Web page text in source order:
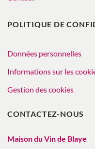
POLITIQUE DE
Données personnelles
Informations sur les
Gestion des cookies
CONTACTEZ-NOUS
Maison du Vin de Blaye